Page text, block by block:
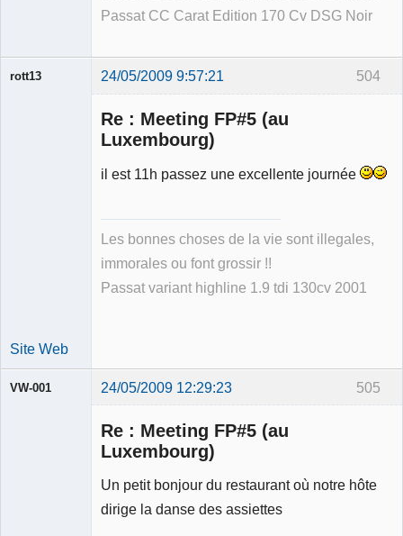
Passat CC Carat Edition 170 Cv DSG Noir
504
rott13 24/05/2009 9:57:21
Re : Meeting FP#5 (au
Luxembourg)
il est 11h passez une excellente journée
Les bonnes choses de la vie sont illegales,
immorales ou font grossir !!
Passat variant highline 1.9 tdi 130cv 2001
Site Web
505
VW-001 24/05/2009 12:29:23
Re : Meeting FP#5 (au
Luxembourg)
Un petit bonjour du restaurant où notre hôte
dirige la danse des assiettes